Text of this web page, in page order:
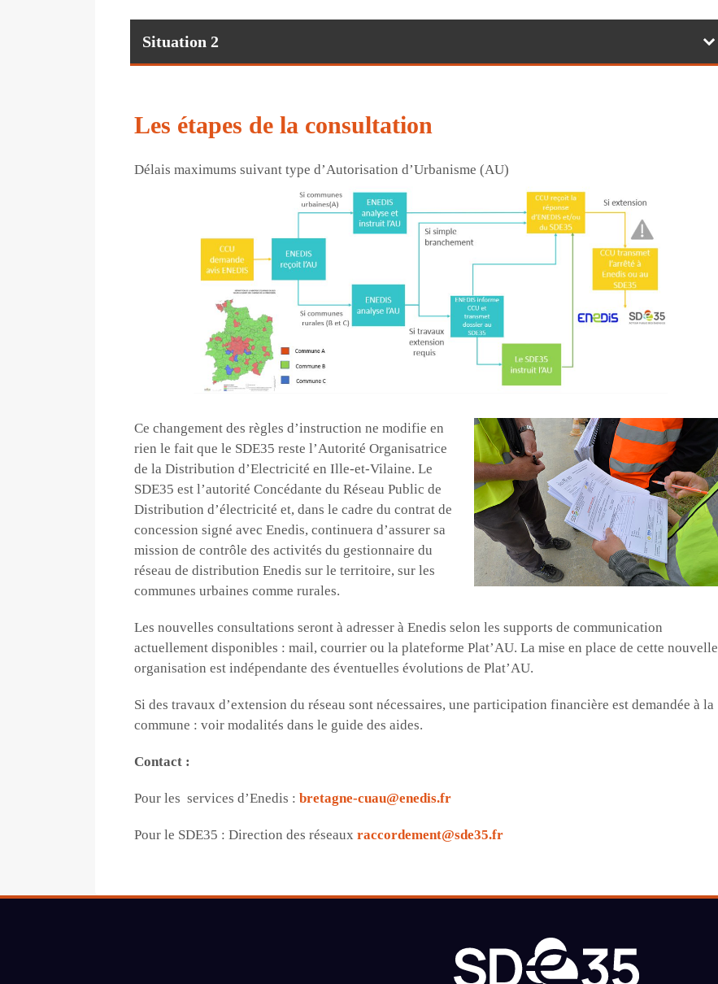
Situation 2
Les étapes de la consultation
Délais maximums suivant type d’Autorisation d’Urbanisme (AU)
Ce changement des règles d’instruction ne modifie en
rien le fait que le SDE35 reste l’Autorité Organisatrice
de la Distribution d’Electricité en Ille-et-Vilaine. Le
SDE35 est l’autorité Concédante du Réseau Public de
Distribution d’électricité et, dans le cadre du contrat de
concession signé avec Enedis, continuera d’assurer sa
mission de contrôle des activités du gestionnaire du
réseau de distribution Enedis sur le territoire, sur les
communes urbaines comme rurales.
Les nouvelles consultations seront à adresser à Enedis selon les supports de communication
actuellement disponibles : mail, courrier ou la plateforme Plat’AU. La mise en place de cette nouvelle
organisation est indépendante des éventuelles évolutions de Plat’AU.
Si des travaux d’extension du réseau sont nécessaires, une participation financière est demandée à la
commune : voir modalités dans le guide des aides.
Contact :
Pour les services d’Enedis : bretagne-cuau@enedis.fr
Pour le SDE35 : Direction des réseaux raccordement@sde35.fr